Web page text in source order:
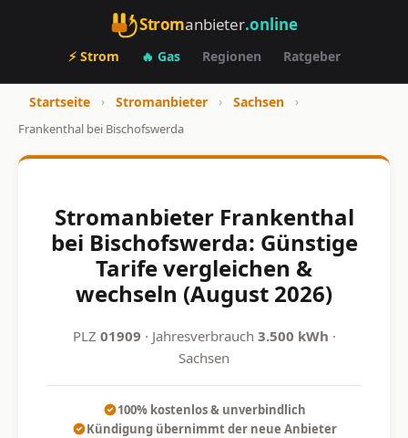
Stromanbieter.online
⚡ Strom 🔥 Gas Regionen Ratgeber
Startseite › Stromanbieter › Sachsen
›
Frankenthal bei Bischofswerda
Stromanbieter Frankenthal
bei Bischofswerda: Günstige
Tarife vergleichen &
wechseln (August 2026)
PLZ 01909 · Jahresverbrauch 3.500 kWh ·
Sachsen
100% kostenlos & unverbindlich
Kündigung übernimmt der neue Anbieter